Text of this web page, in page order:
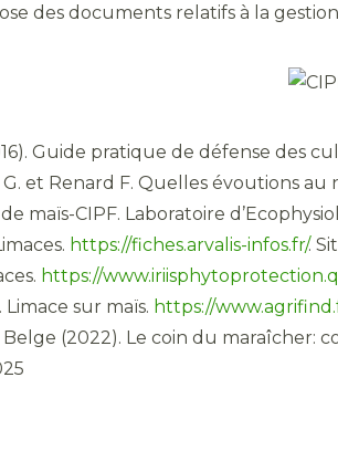
des documents relatifs à la
Guide pratique de défense des
et Renard F. Quelles évoutions
maïs-CIPF. Laboratoire
https://fiches.arvalis-infos.fr/.
https://
sur maïs. https://
Belge (2022). Le coin du maraîcher: